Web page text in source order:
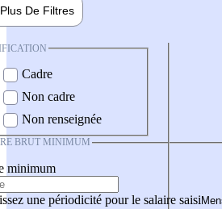
Plus De Filtres
Cadre
Non cadre
Non renseignée
BRUT MINIMUM
minimum
une périodicité pour le salaire saisi